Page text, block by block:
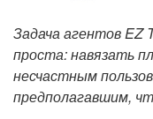
Задача агентов EZ
проста: навязать
несчастным
предполагавшим,